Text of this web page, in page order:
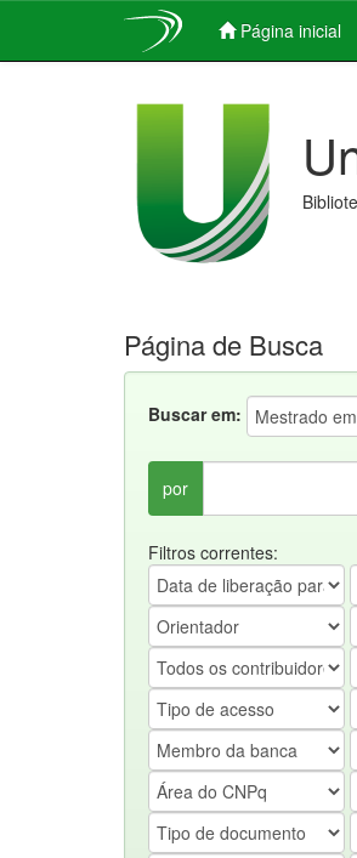
Página inicial
Página de Busca
Buscar em:
por
Filtros correntes: